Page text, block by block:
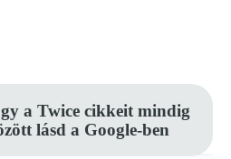
a Twice cikkeit mindig
lásd a Google-ben